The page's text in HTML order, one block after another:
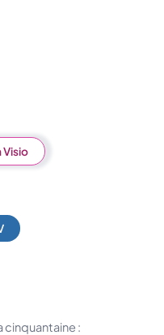
Visio
cinquantaine :